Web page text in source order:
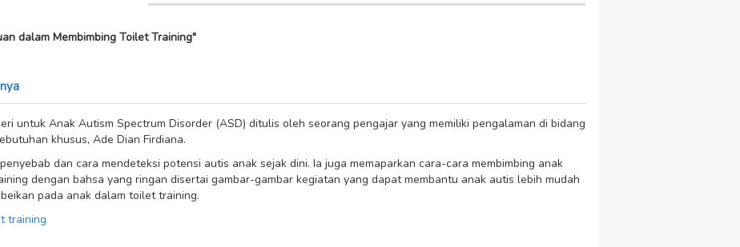
dalam Membimbing Toilet Training"
untuk Anak Autism Spectrum Disorder (ASD) ditulis oleh seorang pengajar yang memiliki pengalaman di bidang
khusus, Ade Dian Firdiana.
dan cara mendeteksi potensi autis anak sejak dini. Ia juga memaparkan cara-cara membimbing anak
dengan bahsa yang ringan disertai gambar-gambar kegiatan yang dapat membantu anak autis lebih mudah
pada anak dalam toilet training.
training